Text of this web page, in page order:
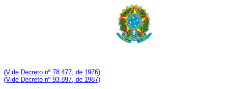
(Vide Decreto nº 78.477, de 1976)
(Vide Decreto nº 93.897, de 1987)